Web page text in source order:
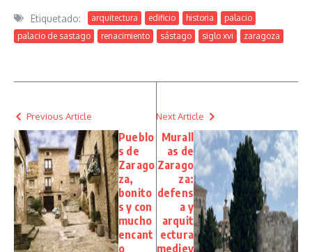
Etiquetado: arquitectura edificio historia
palacio
palacio de sastago
renacimiento sástago siglo xvi zaragoza
Previous Article
Pueblo
s de
Zarago
za,
bonito
s y con
mucho
encant
o
Next Article
Murall
as de
Zarago
za:
defens
a y
arquit
ectura
mediev